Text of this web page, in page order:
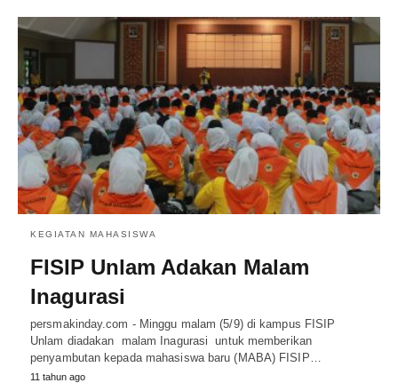
KEGIATAN MAHASISWA
FISIP Unlam Adakan Malam
Inagurasi
persmakinday.com - Minggu malam (5/9) di kampus FISIP
Unlam diadakan malam Inagurasi untuk memberikan
penyambutan kepada mahasiswa baru (MABA) FISIP…
11 tahun ago